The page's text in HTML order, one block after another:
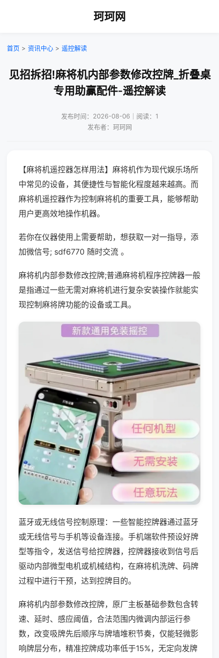
珂珂网
首页 > 资讯中心 > 遥控解读
见招拆招!麻将机内部参数修改控牌_折叠桌
专用助赢配件-遥控解读
发布时间：2026-08-06｜阅读：1
发布者：珂珂网
【麻将机遥控器怎样用法】麻将机作为现代娱乐场所
中常见的设备，其便捷性与智能化程度越来越高。而
麻将机遥控器作为控制麻将机的重要工具，能够帮助
用户更高效地操作机器。
若你在仪器使用上需要帮助，想获取一对一指导，添
加微信号; sdf6770 随时交流 。
麻将机内部参数修改控牌;普通麻将机程序控牌器一般
是指通过一些无需对麻将机进行复杂安装操作就能实
现控制麻将牌功能的设备或工具。
蓝牙或无线信号控制原理：一些智能控牌器通过蓝牙
或无线信号与手机等设备连接。手机端软件预设好牌
型等指令，发送信号给控牌器，控牌器接收到信号后
驱动内部微型电机或机械结构，在麻将机洗牌、码牌
过程中进行干预，达到控牌目的。
麻将机内部参数修改控牌，原厂主板基础参数包含转
速、延时、感应阈值，合法范围内微调内部运行参
数，改变吸牌先后顺序与牌墙堆积节奏，仅能轻微影
响牌层分布，精准控牌成功率低于15%，无定向发牌